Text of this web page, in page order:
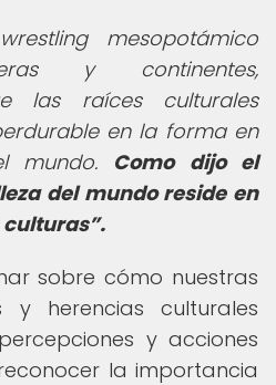
mesopotámico
y continentes,
las raíces culturales
en la forma en
mundo. Como dijo el
del mundo reside en
culturas .
sobre cómo nuestras
y herencias culturales
y acciones
la importancia